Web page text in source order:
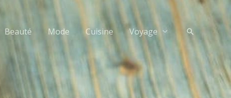
Beauté Mode Cuisine Voyage